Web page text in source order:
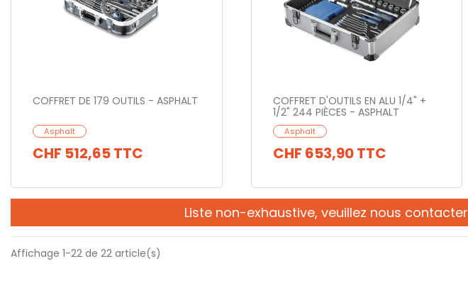
COFFRET DE 179 OUTILS - ASPHALT
Asphalt
CHF 512,65TTC
COFFRET D'OUTILS EN ALU 1/4" +
1/2" 244 PIÈCES - ASPHALT
Asphalt
CHF 653,90TTC
Liste non-exhaustive, veuillez nous contacter
Affichage 1-22 de 22 article(s)